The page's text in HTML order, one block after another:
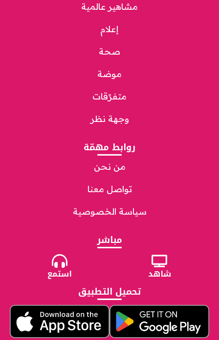
مشاهير عالمية
إعلام
صحة
موضة
متفرّقات
وجهة نظر
روابط مهمّة
من نحن
تواصل معنا
سياسة الخصوصية
مباشر
شاهد استمع
تحميل التطبيق